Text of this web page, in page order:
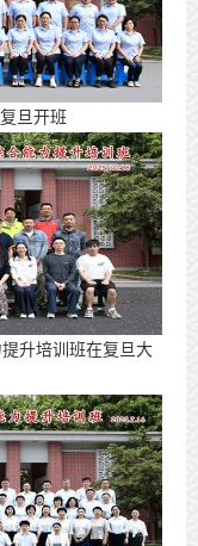
旦开班
升培训班在复旦大